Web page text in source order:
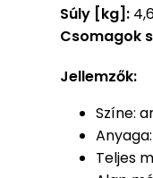
Súly [kg]:
Csomagok
Jellemzők:
Színe:
Teljes